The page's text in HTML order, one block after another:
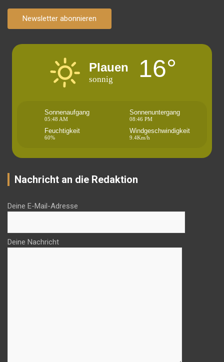
Newsletter abonnieren
Plauen
sonnig 16°
Sonnenaufgang
05:48 AM
Sonnenuntergang
08:46 PM
Feuchtigkeit
60%
Windgeschwindigkeit
9.4Km/h
Nachricht an die Redaktion
Deine E-Mail-Adresse
Deine Nachricht